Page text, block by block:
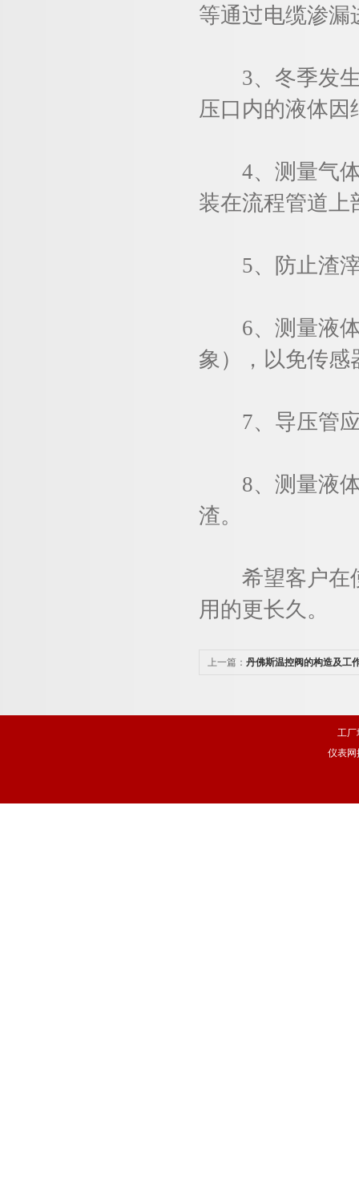
等通过电缆渗漏
3、冬季发生
压口内的液体
4、测量气体
装在流程管道上
5、防止渣滓
6、测量液体
象），以免传感
7、导压管应
8、测量液体
渣。
希望客户在使
用的更长久。
上一篇： 丹佛斯温控阀的构造及工
工厂
仪表网